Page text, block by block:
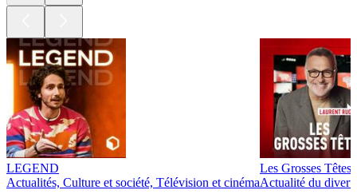
LEGEND
Actualités, Culture et société, Télévision et cinéma
Les Grosses Têtes
Actualité du